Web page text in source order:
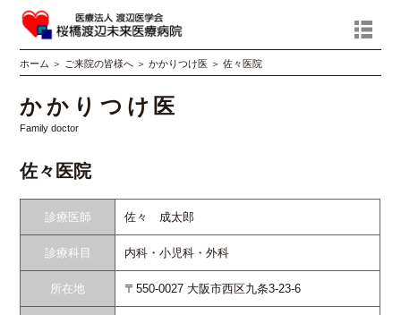
ホーム ＞ ご来院の皆様へ ＞かかりつけ医 ＞佐々医院
かかりつけ医
Family doctor
佐々医院
診療医師 佐々 成太郎
診療科目 内科・小児科・外科
所在地 〒550-0027 大阪市西区九条3-23-6